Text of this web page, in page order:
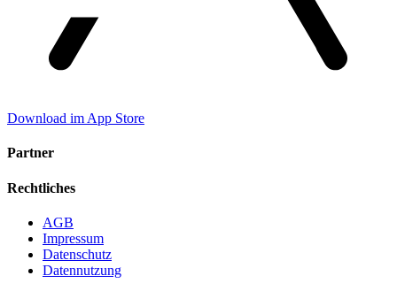
Download im App Store
Partner
Rechtliches
AGB
Impressum
Datenschutz
Datennutzung